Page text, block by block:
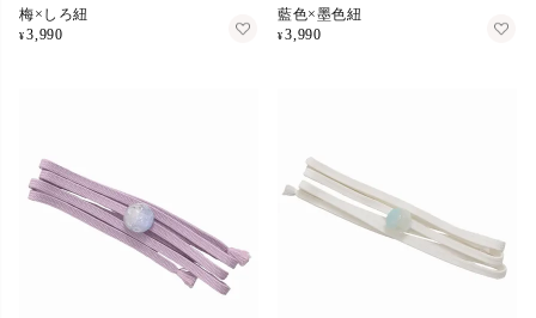
梅×しろ紐
¥ 3,990
藍色×墨色紐
¥ 3,990